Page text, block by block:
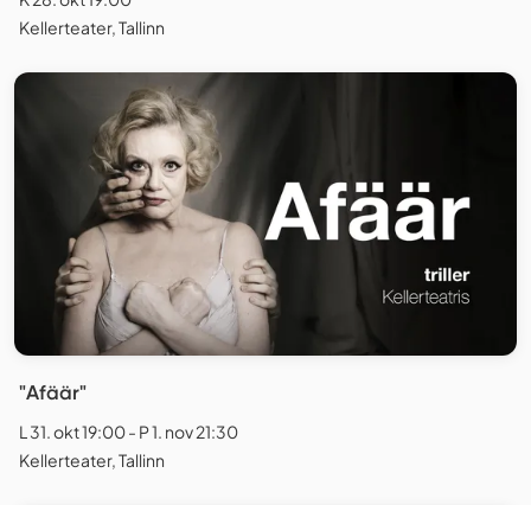
Kellerteater, Tallinn
"Afäär"
L 31. okt 19:00 - P 1. nov 21:30
Kellerteater, Tallinn